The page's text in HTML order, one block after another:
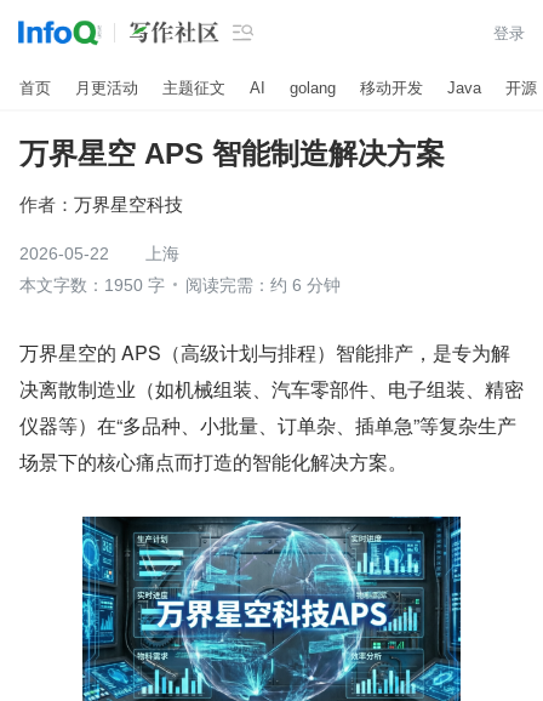
 登录
首页 月更活动 主题征文 AI golang 移动开发 Java 开源
万界星空 APS 智能制造解决方案
作者： 万界星空科技
2026-05-22
上海
本文字数：1950 字
阅读完需：约 6 分钟
万界星空的 APS（高级计划与排程）智能排产，是专为解
决离散制造业（如机械组装、汽车零部件、电子组装、精密
仪器等）在“多品种、小批量、订单杂、插单急”等复杂生产
场景下的核心痛点而打造的智能化解决方案。